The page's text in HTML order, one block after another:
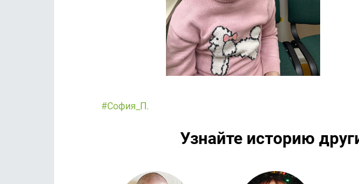
#София_П.
Узнайте историю
Подробнее